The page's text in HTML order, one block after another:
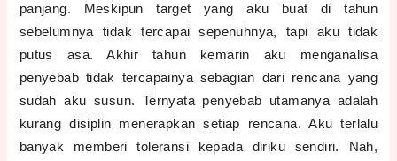
panjang. Meskipun target yang aku buat di tahun
sebelumnya tidak tercapai sepenuhnya, tapi aku tidak
putus asa. Akhir tahun kemarin aku menganalisa
penyebab tidak tercapainya sebagian dari rencana yang
sudah aku susun. Ternyata penyebab utamanya adalah
kurang disiplin menerapkan setiap rencana. Aku terlalu
banyak memberi toleransi kepada diriku sendiri. Nah,